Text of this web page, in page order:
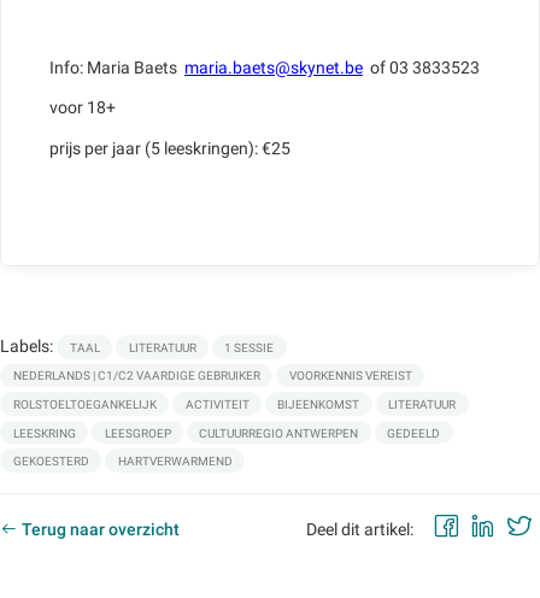
Info: Maria Baets maria.baets@skynet.be of 03 3833523
voor 18+
prijs per jaar (5 leeskringen): €25
Labels: TAAL LITERATUUR 1 SESSIE
NEDERLANDS | C1/C2 VAARDIGE GEBRUIKER VOORKENNIS VEREIST
ROLSTOELTOEGANKELIJK ACTIVITEIT BIJEENKOMST LITERATUUR
LEESKRING LEESGROEP CULTUURREGIO ANTWERPEN GEDEELD
GEKOESTERD HARTVERWARMEND
Terug naar overzicht Deel dit artikel: